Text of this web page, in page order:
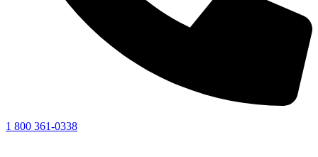
1 800 361-0338